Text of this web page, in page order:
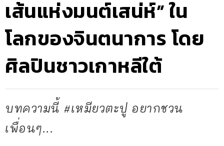
เส้นแห่งมนต์เสน่ห์” ใน
โลกของจินตนาการ โดย
ศิลปินชาวเกาหลีใต้
บทความนี้ #เหมียวตะปู อยากชวน
เพื่อนๆ...